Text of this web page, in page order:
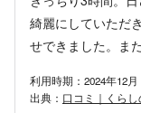
綺麗にしていただ
せできました。ま
利用時期：2024年12月
出典： 口コミ｜くらし